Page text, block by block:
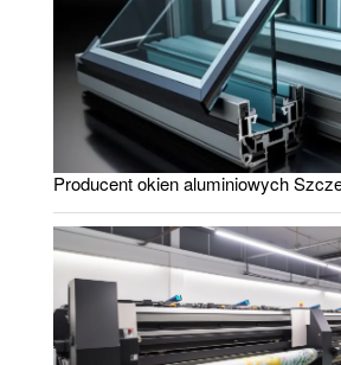
Producent okien aluminiowych